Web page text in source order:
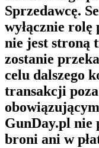
Sprzedawcę.
wyłącznie rolę
nie jest stroną
zostanie
celu dalszego
transakcji
GunDay.pl nie
broni ani w